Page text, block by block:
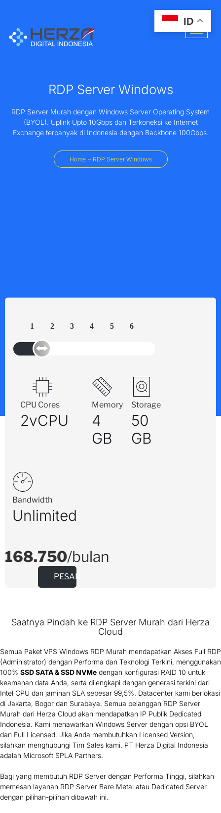
RDP Server Windows
RDP Server Murah dengan Windows Server Operating System
(BYOL). Uplink Upto 10Gbps dan Terkoneksi ke Internet
Exchange terbanyak di Indonesia dengan Backbone 100Gbps.
Home ~ RDP Server Windows
1 2 3 4 5 6
CPU Cores
2vCPU
Memory
4
GB
Storage
50
GB
Bandwidth
Unlimited
168.750/bulan
PESAN
Saatnya Pindah ke RDP Server Murah dari Herza
Cloud
Semua Paket VPS Windows RDP Murah mendapatkan Akses Full RDP
(Administrator) dengan Performa dan Teknologi Terkini, menggunakan
100% SSD SATA & SSD NVMe dengan konfigurasi RAID 10 untuk
keamanan data Anda, serta dilengkapi dengan generasi terkini dari
Intel CPU dan jaminan SLA sebesar 99,5%. Datacenter kami berlokasi
di Jakarta, Bogor dan Surabaya. Semua pelanggan RDP Server
Murah dari Herza Cloud akan mendapatkan IP Publik Dedicated
Indonesia. Kami menawarkan Windows Server dengan opsi BYOL
dan Full Licensed. Jika Anda membutuhkan Licensed Version,
silahkan menghubungi Tim Sales kami. PT Herza Digital Indonesia
adalah Microsoft SPLA Partners.
Bagi yang membutuh RDP Server dengan Performa Tinggi, silahkan
memesan layanan RDP Server Bare Metal atau Dedicated Server
dengan pilihan-pilihan dibawah ini.
ID